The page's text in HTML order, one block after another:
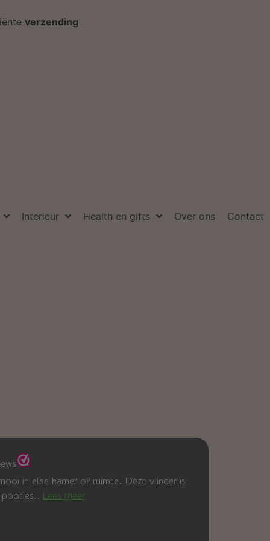
verzending
Interieur Health en gifts Over ons Contact
in elke kamer of ruimte. Deze vlinder is
pootjes.. Lees meer